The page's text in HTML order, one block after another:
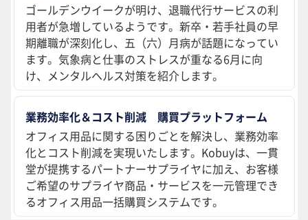
ゴールデンウイークが明け、退職代行サービスの利
用者が急増しているようです。新卒・若手社員の早
期離職が深刻化し、五（六）月病が話題になってい
ます。気象病と仕事のストレスが重なる6月に向
け、メンタルヘルス対策を紹介します。
業務効率化＆コスト削減 購買プラットフォーム
オフィス用品に関する困りごとを解決し、業務効率
化とコスト削減を実現いたします。Kobuyは、一貫
堂が提携するパートナーサプライヤに加え、お客様
ご希望のサプライヤ商品・サービスを一元管理でき
るオフィス用品一括購買システムです。